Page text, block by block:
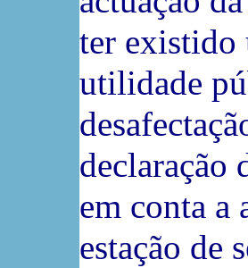
ter existido
utilidade
declaração
em conta a
estação de